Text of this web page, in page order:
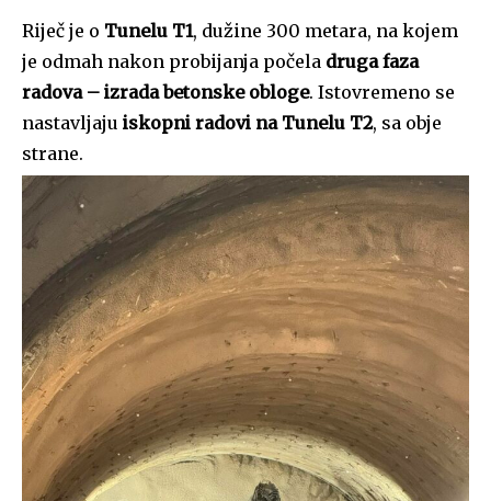
Riječ je o Tunelu T1, dužine 300 metara, na kojem
je odmah nakon probijanja počela druga faza
radova – izrada betonske obloge. Istovremeno se
nastavljaju iskopni radovi na Tunelu T2, sa obje
strane.